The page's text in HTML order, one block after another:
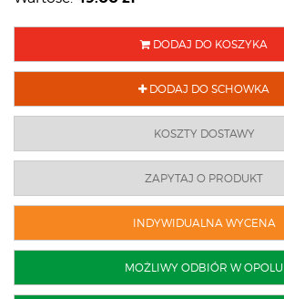
DODAJ DO KOSZYKA
DODAJ DO SCHOWKA
KOSZTY DOSTAWY
ZAPYTAJ O PRODUKT
INDYWIDUALNA WYCENA
MOŻLIWY ODBIÓR W OPOLU